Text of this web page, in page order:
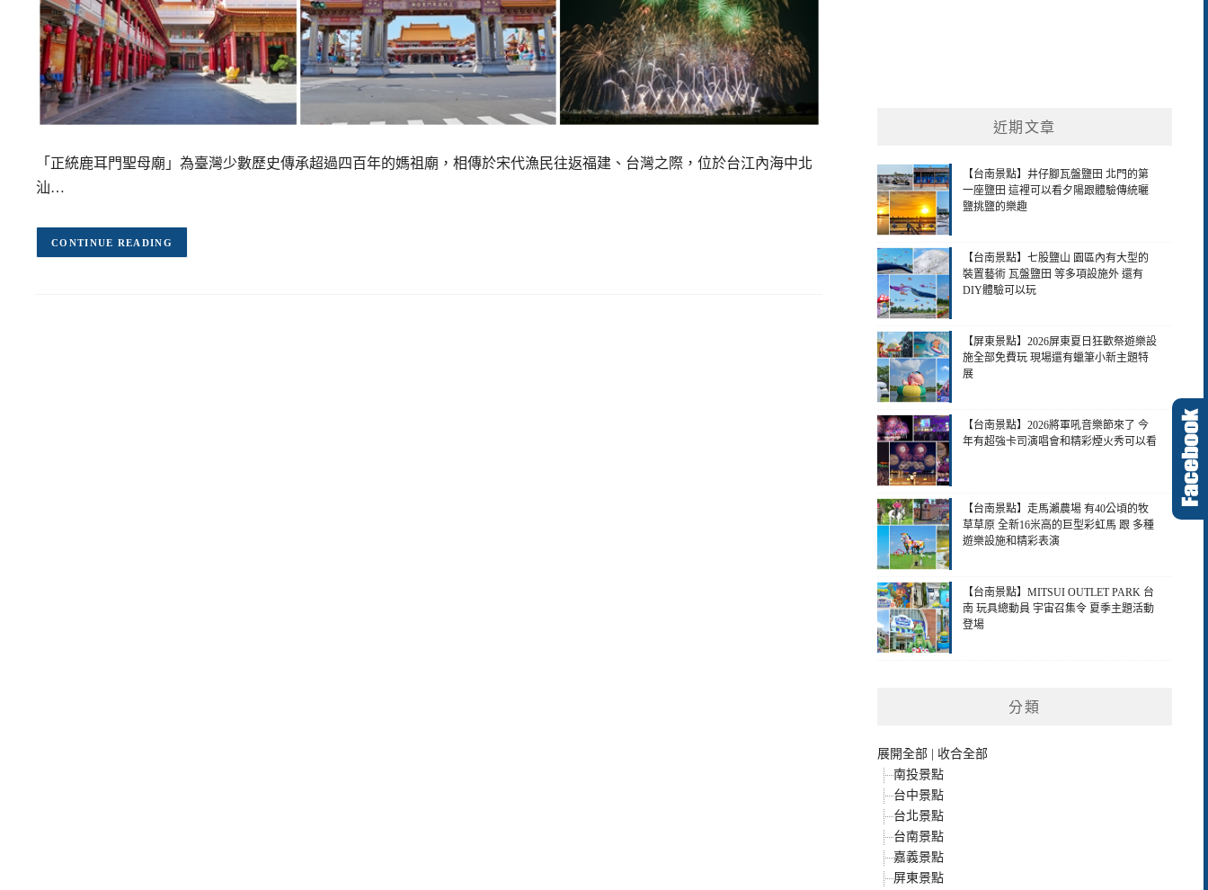
「正統鹿耳門聖母廟」為臺灣少數歷史傳承超過四百年的媽祖廟，相傳於宋代漁民往返福建、台灣之際，位於台江內海中北
汕…
CONTINUE READING
近期文章
【台南景點】井仔腳瓦盤鹽田 北門的第
一座鹽田 這裡可以看夕陽跟體驗傳統曬
鹽挑鹽的樂趣
【台南景點】七股鹽山 園區內有大型的
裝置藝術 瓦盤鹽田 等多項設施外 還有
DIY體驗可以玩
【屏東景點】2026屏東夏日狂歡祭遊樂設
施全部免費玩 現場還有蠟筆小新主題特
展
【台南景點】2026將軍吼音樂節來了 今
年有超強卡司演唱會和精彩煙火秀可以看
【台南景點】走馬瀨農場 有40公頃的牧
草草原 全新16米高的巨型彩虹馬 跟 多種
遊樂設施和精彩表演
【台南景點】MITSUI OUTLET PARK 台
南 玩具總動員 宇宙召集令 夏季主題活動
登場
分類
展開全部
收合全部
南投景點
台中景點
台北景點
台南景點
嘉義景點
屏東景點